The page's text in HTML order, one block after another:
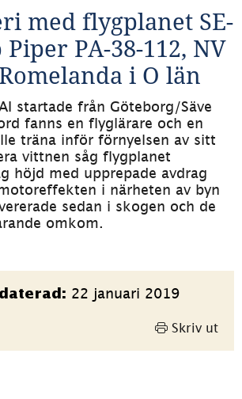
med flygplanet SE-
PA-38-112, NV
i O län
startade från Göteborg/Säve
fanns en flyglärare och en
träna inför förnyelsen av sitt
vittnen såg flygplanet
höjd med upprepade avdrag
i närheten av byn
sedan i skogen och de
omkom.
22 januari 2019
Skriv ut